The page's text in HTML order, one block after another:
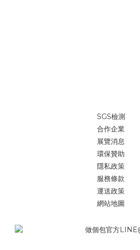
SGS檢測
合作企業
展覽消息
環保贊助
隱私政策
服務條款
運送政策
網站地圖